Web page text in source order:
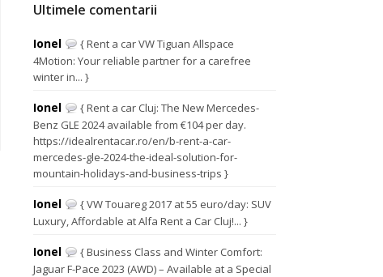
Ultimele comentarii
Ionel
{ Rent a car VW Tiguan Allspace
4Motion: Your reliable partner for a carefree
winter in... }
Ionel
{ Rent a car Cluj: The New Mercedes-
Benz GLE 2024 available from €104 per day.
https://idealrentacar.ro/en/b-rent-a-car-
mercedes-gle-2024-the-ideal-solution-for-
mountain-holidays-and-business-trips }
Ionel
{ VW Touareg 2017 at 55 euro/day: SUV
Luxury, Affordable at Alfa Rent a Car Cluj!... }
Ionel
{ Business Class and Winter Comfort:
Jaguar F-Pace 2023 (AWD) – Available at a Special